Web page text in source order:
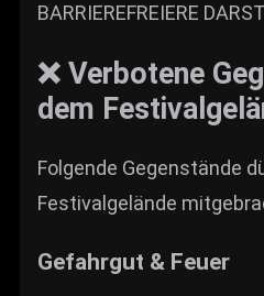
BARRIEREFREIERE
❌ Verbotene
dem
Folgende Gegenstände
Festivalgelände
Gefahrgut & Feuer